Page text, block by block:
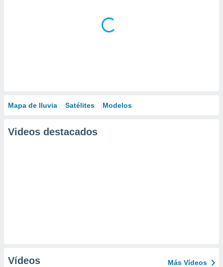
Mapa de lluvia Satélites Modelos
Videos destacados
Vídeos Más Vídeos